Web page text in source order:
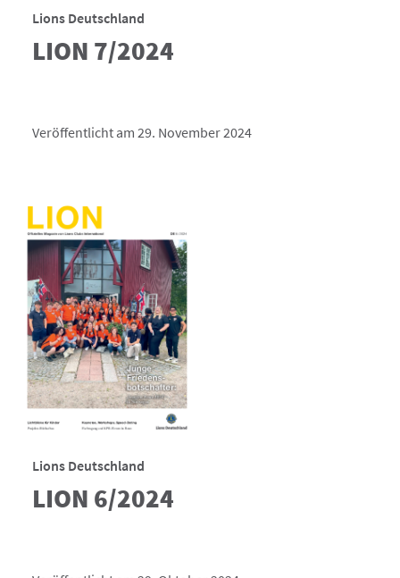
Lions Deutschland
LION 7/2024
Veröffentlicht am 29. November 2024
Lions Deutschland
LION 6/2024